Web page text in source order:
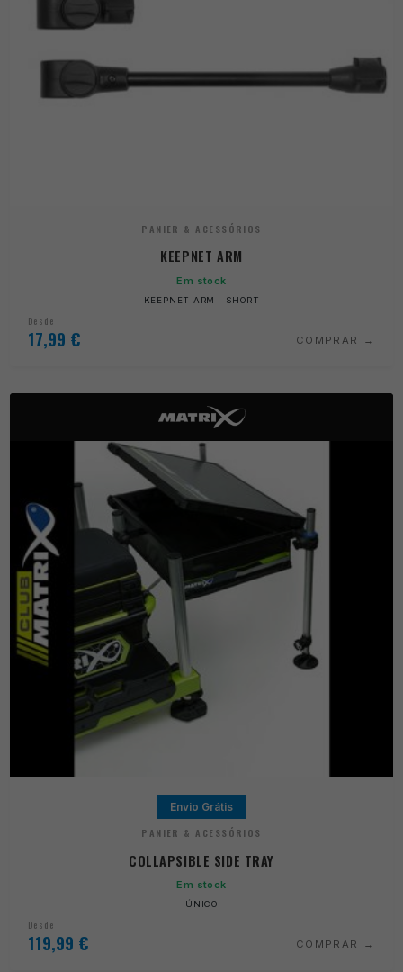
PANIER & ACESSÓRIOS
KEEPNET ARM
Em stock
KEEPNET ARM - SHORT
Desde
17,99 € COMPRAR
Envio Grátis
PANIER & ACESSÓRIOS
COLLAPSIBLE SIDE TRAY
Em stock
ÚNICO
Desde
119,99 € COMPRAR